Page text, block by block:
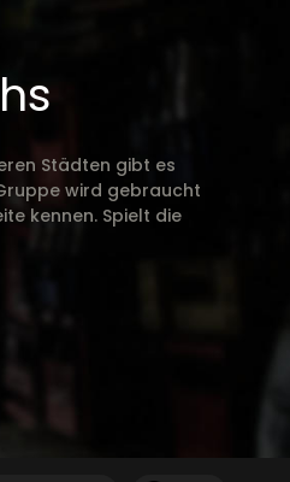
Städten gibt es
wird gebraucht
kennen. Spielt die